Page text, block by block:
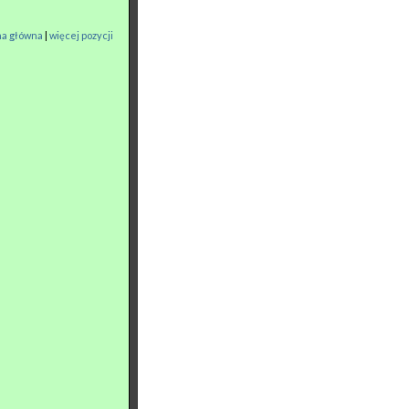
główna | więcej pozycji